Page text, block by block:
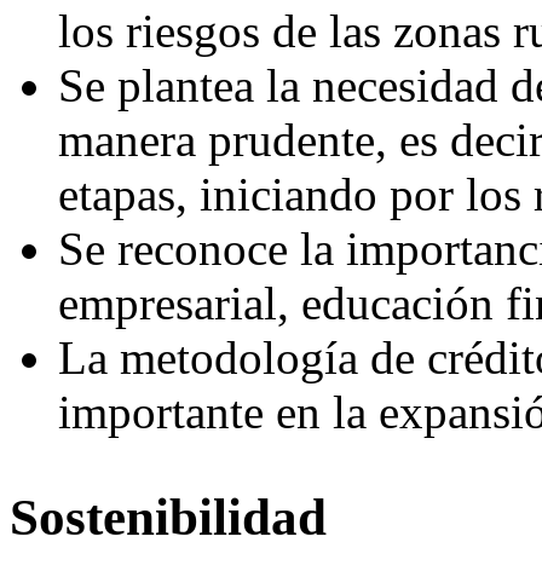
los riesgos de las zonas
Se plantea la necesidad
manera prudente, es
etapas, iniciando por los
Se reconoce la
empresarial, educación
La metodología de
importante en la
Sostenibilidad